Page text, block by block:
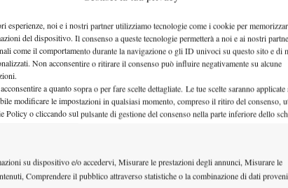
esperienze, noi e i nostri partner utilizziamo tecnologie come i cookie per
del dispositivo. Il consenso a queste tecnologie permetterà a noi e ai nostri
come il comportamento durante la navigazione o gli ID univoci su questo sito e di
Non acconsentire o ritirare il consenso può influire negativamente su alcune
a quanto sopra o per fare scelte dettagliate. Le tue scelte saranno applicate
modificare le impostazioni in qualsiasi momento, compreso il ritiro del consenso,
Policy o cliccando sul pulsante di gestione del consenso nella parte inferiore dello
su dispositivo e/o accedervi, Misurare le prestazioni degli annunci, Misurare le
Comprendere il pubblico attraverso statistiche o la combinazione di dati
Ramazzotti”
Intervista a Nicola Vidal, friulano classe 1999, che tanto bene sta
circuito…
17 Aprile 2015
BySalvatore Petrillo
under 12,…